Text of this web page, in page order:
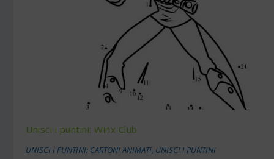
Unisci i puntini: Winx Club
UNISCI I PUNTINI: CARTONI ANIMATI, UNISCI I PUNTINI